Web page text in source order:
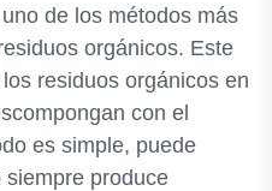
de los métodos más
orgánicos. Este
residuos orgánicos en
con el
es simple, puede
produce